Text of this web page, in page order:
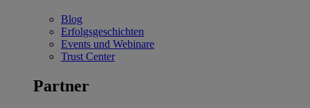
Blog
Erfolgsgeschichten
Events und Webinare
Trust Center
Partner